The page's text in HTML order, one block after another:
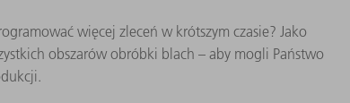
więcej zleceń w krótszym czasie? Jako
obszarów obróbki blach – aby mogli Państwo